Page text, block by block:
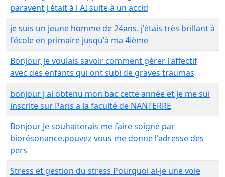
paravent j était à l AI suite à un accid
je suis un jeune homme de 24ans. j'étais très brillant à
l'école en primaire jusqu'à ma 4ième
Bonjour, je voulais savoir comment gèrer l'affectif
avec des enfants qui ont subi de graves traumas
bonjour j ai obtenu mon bac cette année et je me sui
inscrite sur Paris a la faculté de NANTERRE
Bonjour Je souhaiterais me faire soigné par
biorésonance,pouvez vous me donne l'adresse des
pers
Stress et gestion du stress Pourquoi ai-je une voie